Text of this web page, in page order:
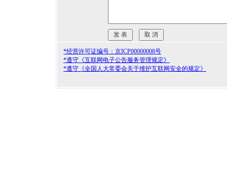
*经营许可证编号：京ICP00000008号
*遵守《互联网电子公告服务管理规定》
*遵守《全国人大常委会关于维护互联网安全的规定》